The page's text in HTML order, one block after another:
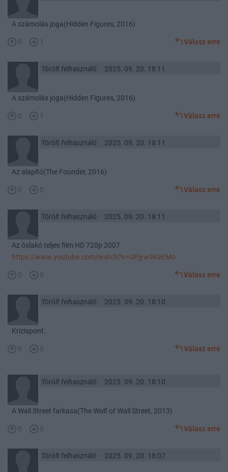
A számolás joga(Hidden Figures, 2016)
0 1 Válasz erre
Törölt felhasználó 2025. 09. 20. 18:11
A számolás joga(Hidden Figures, 2016)
0 1 Válasz erre
Törölt felhasználó 2025. 09. 20. 18:11
Az alapító(The Founder, 2016)
0 0 Válasz erre
Törölt felhasználó 2025. 09. 20. 18:11
Az őslakó teljes film HD 720p 2007
https://www.youtube.com/watch?v=UPjyw9KeEMo
0 0 Válasz erre
Törölt felhasználó 2025. 09. 20. 18:10
Krizispont.
0 0 Válasz erre
Törölt felhasználó 2025. 09. 20. 18:10
A Wall Street farkasa(The Wolf of Wall Street, 2013)
0 0 Válasz erre
Törölt felhasználó 2025. 09. 20. 18:07